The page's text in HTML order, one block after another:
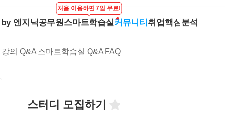
엔지닉공무원
처음 이용하면 7일 무료!
스마트학습실 커뮤니티
강의 Q&A 스마트학습실 Q&A FAQ
취업핵심분석
이공계 강의
온라인 강의
스터디 모집하기